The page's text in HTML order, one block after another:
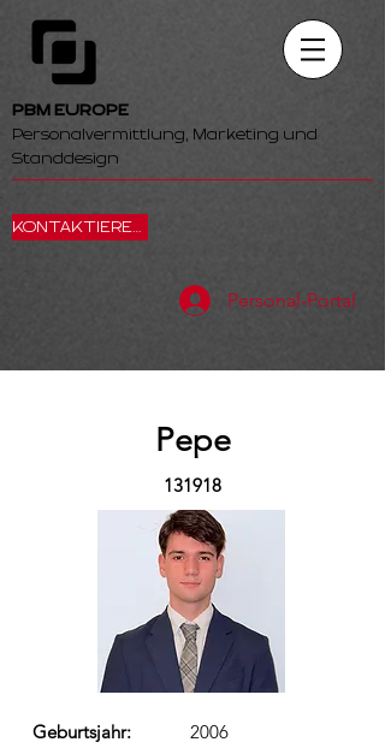
PBM EUROPE
Personalvermittlung, Marketing und
Standdesign
KONTAKTIEREN SIE UNS
Personal-Portal
Pepe
131918
Geburtsjahr:
2006